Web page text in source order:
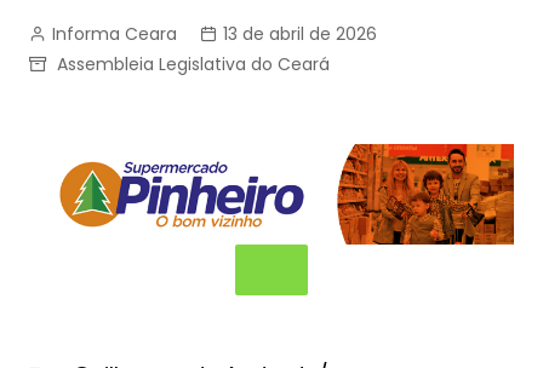
Informa Ceara
13 de abril de 2026
Assembleia Legislativa do Ceará